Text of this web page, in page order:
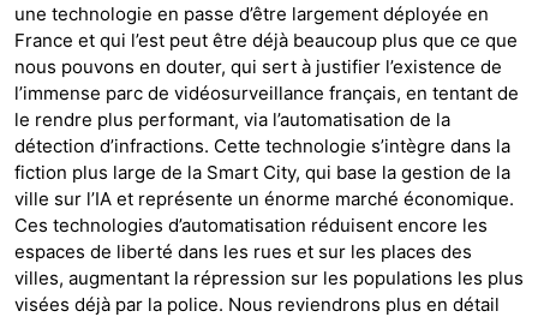
une technologie en passe d’être largement déployée en
France et qui l’est peut être déjà beaucoup plus que ce que
nous pouvons en douter, qui sert à justifier l’existence de
l’immense parc de vidéosurveillance français, en tentant de
le rendre plus performant, via l’automatisation de la
détection d’infractions. Cette technologie s’intègre dans la
fiction plus large de la Smart City, qui base la gestion de la
ville sur l’IA et représente un énorme marché économique.
Ces technologies d’automatisation réduisent encore les
espaces de liberté dans les rues et sur les places des
villes, augmentant la répression sur les populations les plus
visées déjà par la police. Nous reviendrons plus en détail